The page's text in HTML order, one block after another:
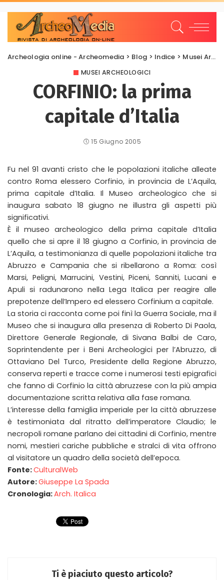
Archeologia online - Archeomedia > Blog > Indice > Musei Archeologici
MUSEI ARCHEOLOGICI
CORFINIO: la prima
capitale d’Italia
15 Giugno 2005
Fu nel 91 avanti cristo che le popolazioni italiche alleate
contro Roma elessero Corfinio, in provincia de L’Aquila,
prima capitale d’Italia. Il Museo archeologico che si
inaugura sabato 18 giugno ne illustra gli aspetti più
significativi.
È il museo archeologico della prima capitale d’Italia
quello che si apre il 18 giugno a Corfinio, in provincia de
L’Aquila, a testimonianza di quelle popolazioni italiche tra
Abruzzo e Campania che si ribellarono a Roma: così
Marsi, Peligni, Marrucini, Vestini, Piceni, Sanniti, Lucani e
Apuli si radunarono nella Lega Italica per reagire alle
prepotenze dell’Impero ed elessero Corfinium a capitale.
La storia ci racconta come poi finì la Guerra Sociale, ma il
Museo che si inaugura alla presenza di Roberto Di Paola,
Direttore Generale Regionale, di Sivana Balbi de Caro,
Soprintendente per i Beni Archeologici per l’Abruzzo, di
Ottaviano Del Turco, Presidente della Regione Abruzzo,
conserva reperti e tracce come i numerosi testi epigrafici
che fanno di Corfinio la città abruzzese con la più ampia
documentazione scritta relativa alla fase romana.
L’interesse della famiglia imperiale per la città abruzzese
è testimoniata dal ritratto dell’imperatore Claudio; le
necropoli romane parlano dei cittadini di Corfinio, mentre
nomi, mestieri cariche pubbliche e stralci di vita offrono
al visitatore un quadro della società dell’epoca.
Fonte:CulturalWeb
Autore:Giuseppe La Spada
Cronologia:Arch. Italica
Ti è piaciuto questo articolo?